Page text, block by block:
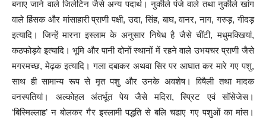
बनाए जाने वाले जिलेटिन जैसे अन्य पदार्थ। नुकीले पंजे वाले तथा नुकीले खांग
वाले हिंसक और मांसाहारी प्राणी पक्षी, उदा, सिंह, बाघ, वानर, नाग, गरुड़, गीदड़
इत्यादि। जिन्हें मारना इस्लाम के अनुसार निषेध है जैसे चींटी, मधुमक्खियां,
कठफोड़वे इत्यादि। भूमि और पानी दोनों स्थानों में रहने वाले उभयचर प्राणी जैसे
मगरमच्छ, मेढ़क इत्यादि। गला दबाकर अथवा सिर पर आघात कर मारे गए पशु,
साथ ही सामान्य रूप से मृत पशु और उनके अवशेष। विषैली तथा मादक
वनस्पतियां। अल्कोहल अंतर्भूत पेय जैसे मदिरा, स्प्रिट एवं सॉसेजेस।
‘बिस्मिल्लाह’ न बोलकर गैर इस्लामी पद्धति से बलि चढाए गए पशुओं का मांस।